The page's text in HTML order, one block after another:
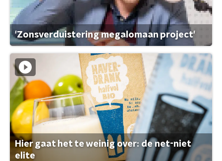
'Zonsverduistering megalomaan project'
Hier gaat het te weinig over: de net-niet
elite